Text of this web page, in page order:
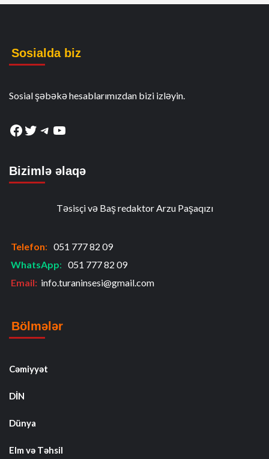
Sosialda biz
Sosial şəbəkə hesablarımızdan bizi izləyin.
Facebook
Twitter
Telegram
YouTube
Bizimlə əlaqə
Təsisçi və Baş redaktor Arzu Paşaqızı
Telefon: 051 777 82 09
WhatsApp: 051 777 82 09
Email: info.turaninsesi@gmail.com
Bölmələr
Cəmiyyət
DİN
Dünya
Elm və Təhsil